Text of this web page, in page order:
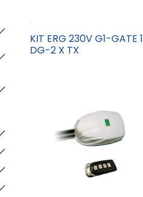
KIT ERG 230V G1-GATE 1
DG-2 X TX